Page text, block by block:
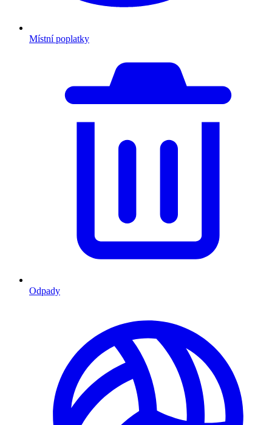
Místní poplatky
Odpady